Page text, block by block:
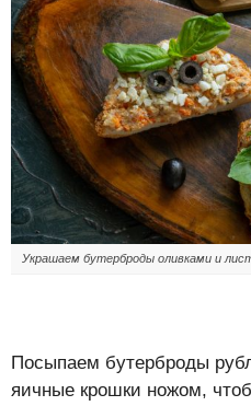
Украшаем бутерброды оливками и
Посыпаем бутерброды
яичные крошки ножом,